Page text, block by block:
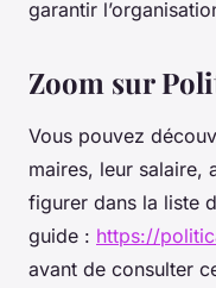
garantir
Zoom sur
Vous pouvez
maires, leur salaire,
figurer dans la liste
guide : https://
avant de consulter